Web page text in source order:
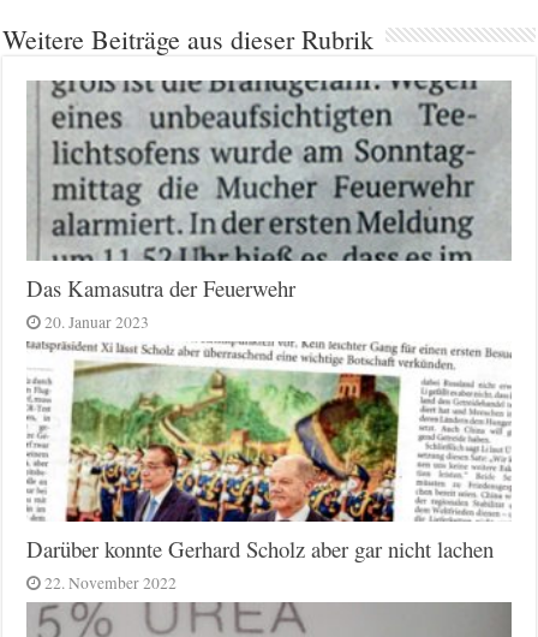
Weitere Beiträge aus dieser Rubrik
Das Kamasutra der Feuerwehr
20. Januar 2023
Darüber konnte Gerhard Scholz aber gar nicht lachen
22. November 2022